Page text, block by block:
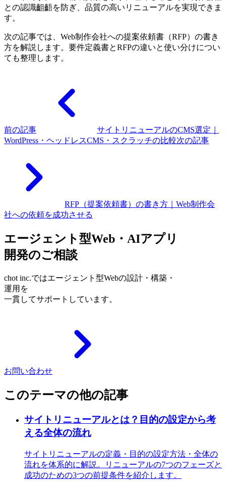
との認識齟齬を防ぎ、品質の高いリニューアルを実現できま
す。
次の記事では、Web制作会社への提案依頼書（RFP）の書き
方を解説します。要件定義書とRFPの違いと使い分けについ
ても整理します。
前の記事
サイトリニューアルのCMS選定｜
WordPress・ヘッドレスCMS・スクラッチの比較次の記事
RFP（提案依頼書）の書き方｜Web制作会
社への依頼を成功させる
エージェント型Web・AIアプリ
開発のご相談
chot inc.ではエージェント型Webの設計・構築・
運用を
一貫してサポートしています。
お問い合わせ
このテーマの他の記事
サイトリニューアルとは？目的の設定から考
える全体の流れ
サイトリニューアルの定義・目的の設定方法・全体の
流れを体系的に解説。リニューアルの7つのフェーズと
成功のための3つの前提条件を紹介します。